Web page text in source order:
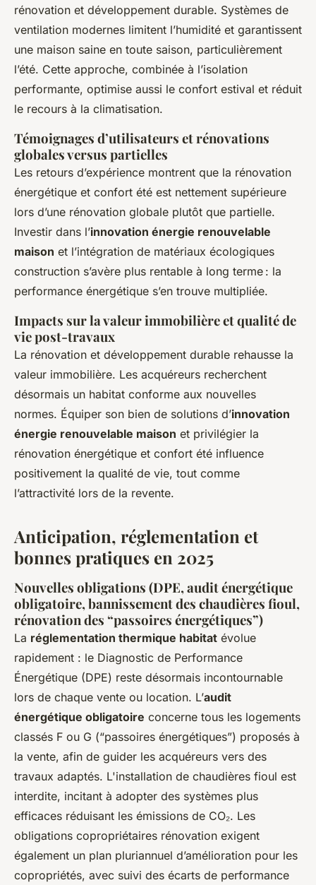
rénovation et développement durable. Systèmes de
ventilation modernes limitent l’humidité et garantissent
une maison saine en toute saison, particulièrement
l’été. Cette approche, combinée à l’isolation
performante, optimise aussi le confort estival et réduit
le recours à la climatisation.
Témoignages d’utilisateurs et rénovations
globales versus partielles
Les retours d’expérience montrent que la rénovation
énergétique et confort été est nettement supérieure
lors d’une rénovation globale plutôt que partielle.
Investir dans l’innovation énergie renouvelable
maison et l’intégration de matériaux écologiques
construction s’avère plus rentable à long terme : la
performance énergétique s’en trouve multipliée.
Impacts sur la valeur immobilière et qualité de
vie post-travaux
La rénovation et développement durable rehausse la
valeur immobilière. Les acquéreurs recherchent
désormais un habitat conforme aux nouvelles
normes. Équiper son bien de solutions d’innovation
énergie renouvelable maison et privilégier la
rénovation énergétique et confort été influence
positivement la qualité de vie, tout comme
l’attractivité lors de la revente.
Anticipation, réglementation et
bonnes pratiques en 2025
Nouvelles obligations (DPE, audit énergétique
obligatoire, bannissement des chaudières fioul,
rénovation des “passoires énergétiques”)
La réglementation thermique habitat évolue
rapidement : le Diagnostic de Performance
Énergétique (DPE) reste désormais incontournable
lors de chaque vente ou location. L’audit
énergétique obligatoire concerne tous les logements
classés F ou G (“passoires énergétiques”) proposés à
la vente, afin de guider les acquéreurs vers des
travaux adaptés. L'installation de chaudières fioul est
interdite, incitant à adopter des systèmes plus
efficaces réduisant les émissions de CO₂. Les
obligations copropriétaires rénovation exigent
également un plan pluriannuel d’amélioration pour les
copropriétés, avec suivi des écarts de performance